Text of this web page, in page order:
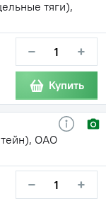
тяги),
− +
Купить
ОАО
− +